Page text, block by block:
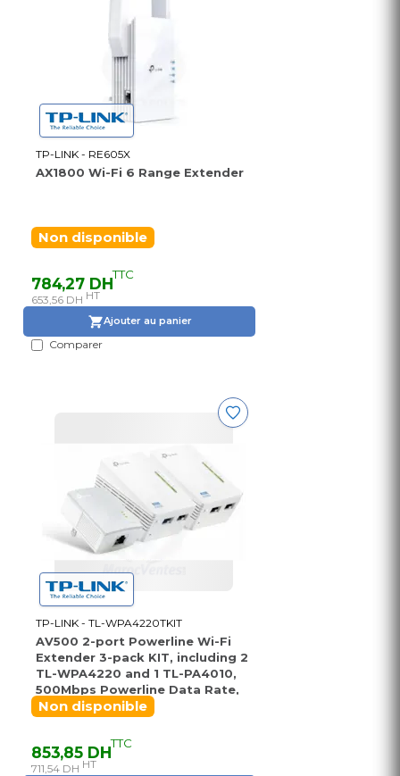
TP-LINK - RE605X
AX1800 Wi-Fi 6 Range Extender
Non disponible
784,27 DHTTC
653,56 DH HT
Ajouter au panier
Comparer
TP-LINK - TL-WPA4220TKIT
AV500 2-port Powerline Wi-Fi
Extender 3-pack KIT, including 2
TL-WPA4220 and 1 TL-PA4010,
500Mbps Powerline Data Rate,
300Mbps Wireless N, Plug and
Play, 2 fast Ethernet ports, Wi-
Fi Clone, Support Multiple IPTV
Streams
Non disponible
853,85 DHTTC
711,54 DH HT